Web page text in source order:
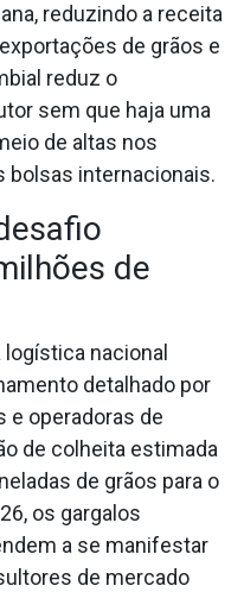
reduzindo a receita
de grãos e
reduz o
sem que haja uma
de altas nos
bolsas internacionais.
de
nacional
detalhado por
e operadoras de
de colheita estimada
de grãos para o
os gargalos
a se manifestar
de mercado